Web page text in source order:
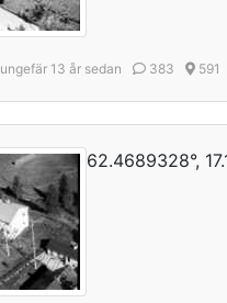
ungefär 13 år sedan 383 591
62.4689328°,